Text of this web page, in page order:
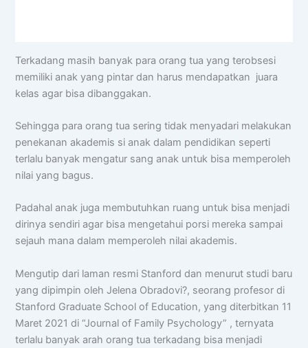
Terkadang masih banyak para orang tua yang terobsesi
memiliki anak yang pintar dan harus mendapatkan juara
kelas agar bisa dibanggakan.
Sehingga para orang tua sering tidak menyadari melakukan
penekanan akademis si anak dalam pendidikan seperti
terlalu banyak mengatur sang anak untuk bisa memperoleh
nilai yang bagus.
Padahal anak juga membutuhkan ruang untuk bisa menjadi
dirinya sendiri agar bisa mengetahui porsi mereka sampai
sejauh mana dalam memperoleh nilai akademis.
Mengutip dari laman resmi Stanford dan menurut studi baru
yang dipimpin oleh Jelena Obradovi?, seorang profesor di
Stanford Graduate School of Education, yang diterbitkan 11
Maret 2021 di “Journal of Family Psychology” , ternyata
terlalu banyak arah orang tua terkadang bisa menjadi